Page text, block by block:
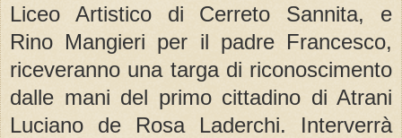
Liceo Artistico di Cerreto Sannita, e
Rino Mangieri per il padre Francesco,
riceveranno una targa di riconoscimento
dalle mani del primo cittadino di Atrani
Luciano de Rosa Laderchi. Interverrà